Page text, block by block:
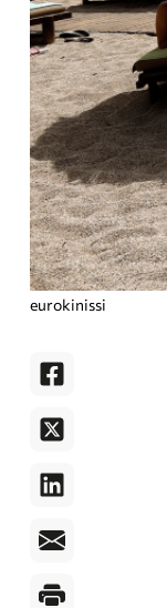
eurokinissi